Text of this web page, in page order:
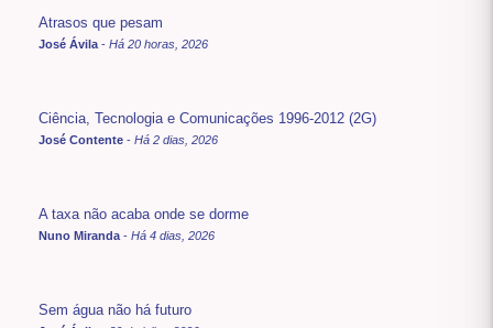
Atrasos que pesam
José Ávila - Há 20 horas, 2026
Ciência, Tecnologia e Comunicações 1996-2012 (2G)
José Contente - Há 2 dias, 2026
A taxa não acaba onde se dorme
Nuno Miranda - Há 4 dias, 2026
Sem água não há futuro